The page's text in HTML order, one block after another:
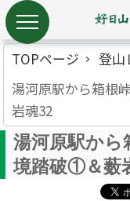
TOPページ
登山
湯河原駅から箱根
岩魂32
湯河原駅から
境踏破①＆薮